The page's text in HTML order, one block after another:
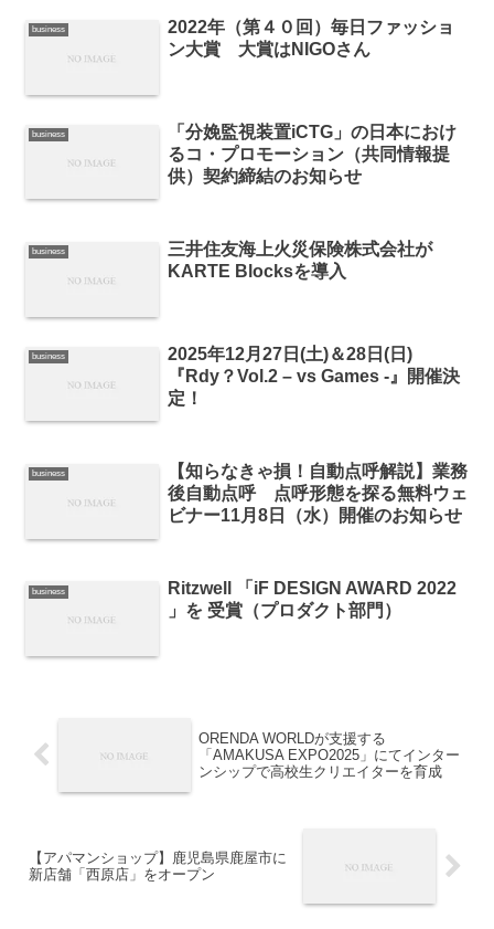
business
2022年（第４０回）毎日ファッショ
ン大賞 大賞はNIGOさん
business
「分娩監視装置iCTG」の日本におけ
るコ・プロモーション（共同情報提
供）契約締結のお知らせ
business
三井住友海上火災保険株式会社が
KARTE Blocksを導入
business
2025年12月27日(土)＆28日(日)
『Rdy？Vol.2 – vs Games -』開催決
定！
business
【知らなきゃ損！自動点呼解説】業務
後自動点呼 点呼形態を探る無料ウェ
ビナー11月8日（水）開催のお知らせ
business
Ritzwell 「iF DESIGN AWARD 2022
」を 受賞（プロダクト部門）
ORENDA WORLDが支援する
「AMAKUSA EXPO2025」にてインター
ンシップで高校生クリエイターを育成
【アパマンショップ】鹿児島県鹿屋市に
新店舗「西原店」をオープン